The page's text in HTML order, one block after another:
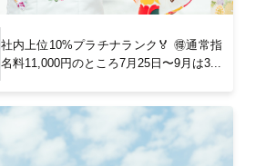
社内上位10%プラチナランク🏅 🉐通常指
名料11,000円のところ7月25日〜9月は3...